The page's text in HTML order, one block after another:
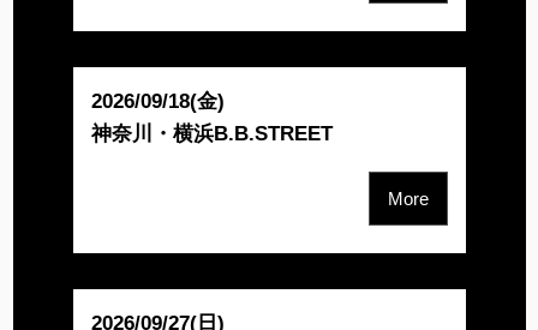
2026/09/18(金)
神奈川・横浜B.B.STREET
More
2026/09/27(日)